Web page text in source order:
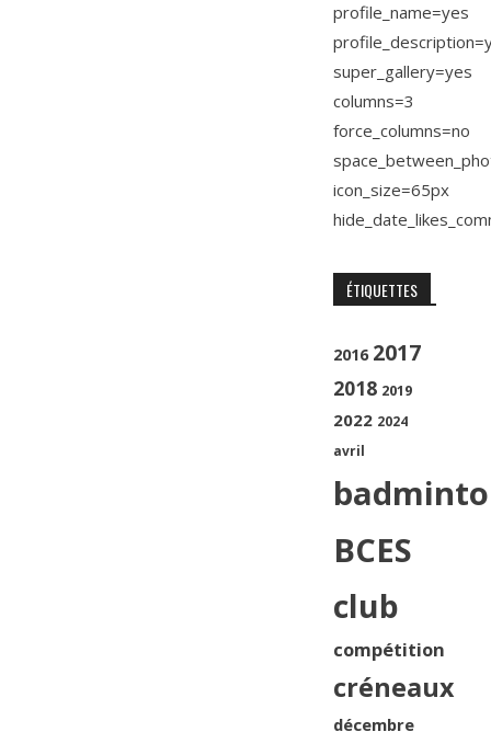
profile_name=yes
super_gallery=yes
columns=3
force_columns=no
icon_size=65px
ÉTIQUETTES
2016 2017
2018 2019
2022 2024
avril
BCES
club
compétition
créneaux
décembre